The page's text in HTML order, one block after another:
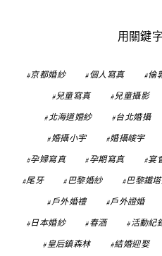
用關鍵
京都婚紗 個人寫真 倫
兒童寫真 兒童攝影
北海道婚紗 台北婚攝
婚攝小宇 婚攝峻宇
孕婦寫真 孕期寫真 宴
尾牙 巴黎婚紗 巴黎鐵
戶外婚禮 戶外證婚
日本婚紗 春酒 活動紀
皇后鎮森林 結婚迎娶